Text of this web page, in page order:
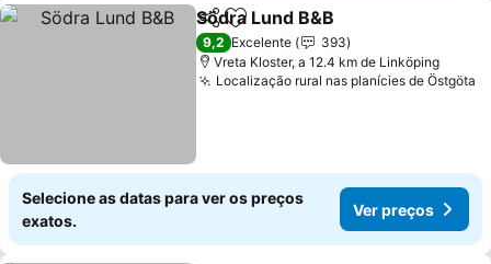
PartilharAdicionar aos favoritos
Södra Lund B&B
9,2 Excelente
393
Vreta Kloster, a 12.4 km de Linköping
Localização rural nas planícies de Östgöta
Selecione as datas para ver os preços
exatos.
Ver preços